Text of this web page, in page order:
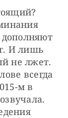
И лишь
не лжет.
всегда
м в